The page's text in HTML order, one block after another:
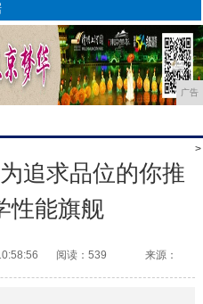
广告
>
追求品位的你推
性能旗舰
阅读：539 来源：